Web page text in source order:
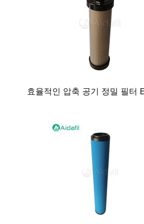
효율적인 압축 공기 정밀 필터